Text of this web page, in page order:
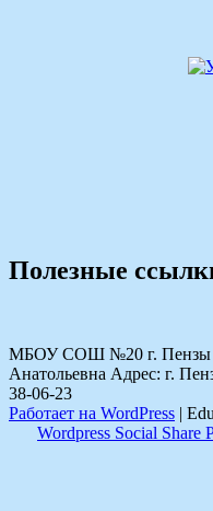
Полезные
МБОУ СОШ №20 г. Пензы
Анатольевна Адрес: г.
38-06-23
Работает на WordPress |
Wordpress Social Share